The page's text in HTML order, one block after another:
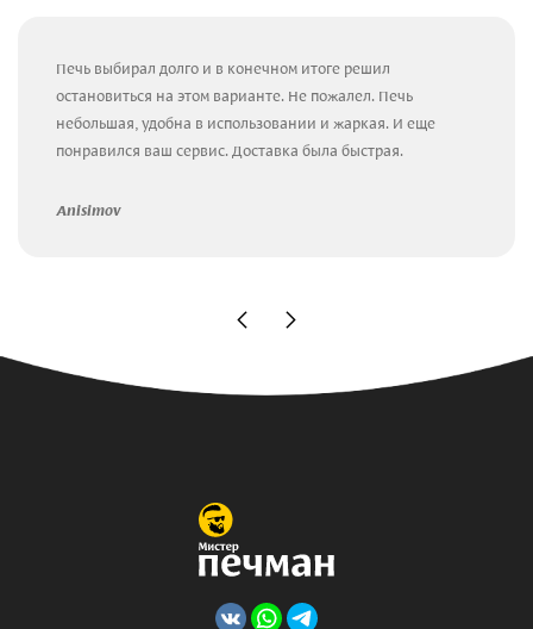
Печь выбирал долго и в конечном итоге решил
остановиться на этом варианте. Не пожалел. Печь
небольшая, удобна в использовании и жаркая. И еще
понравился ваш сервис. Доставка была быстрая.
Anisimov